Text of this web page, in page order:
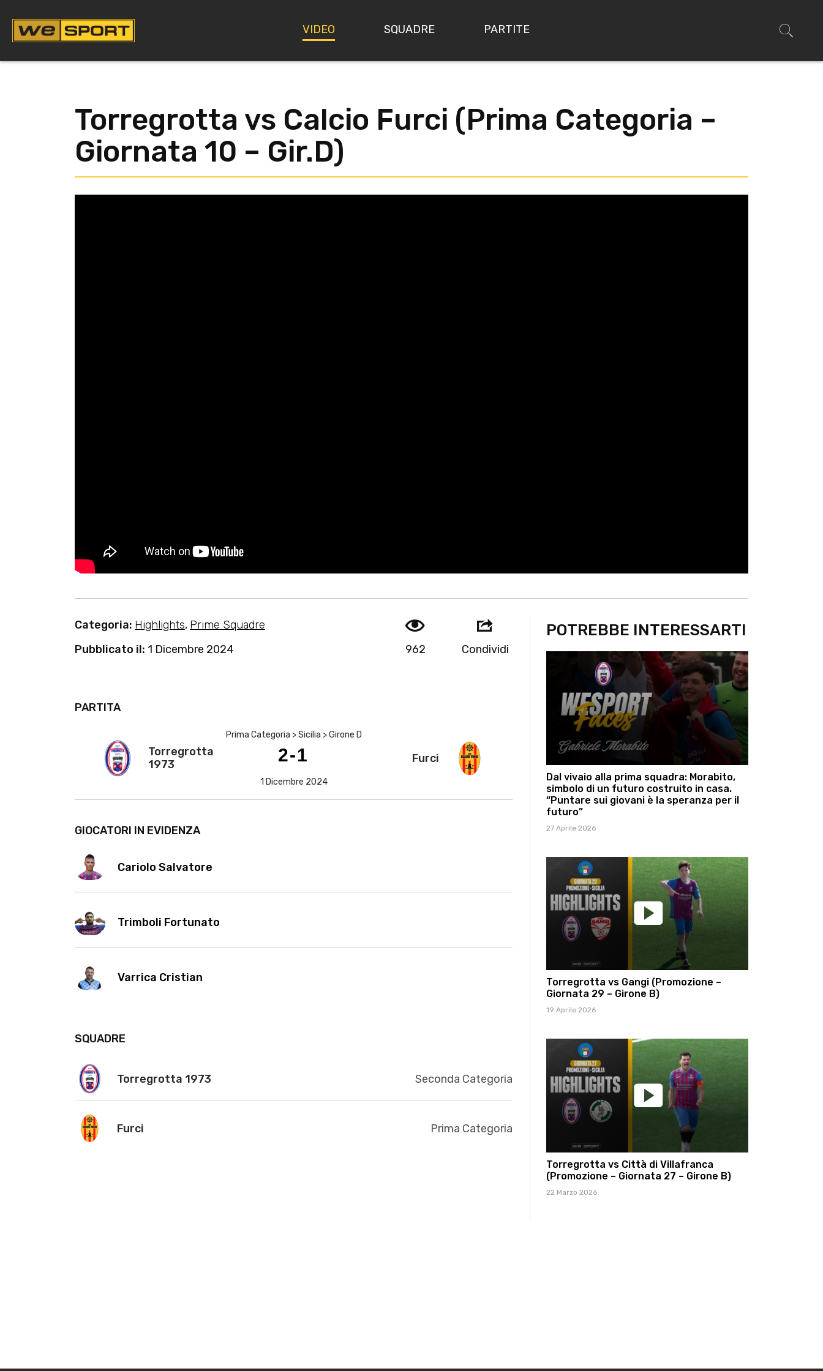
contenuto
VIDEO SQUADRE PARTITE
Torregrotta vs Calcio Furci (Prima Categoria –
Giornata 10 – Gir.D)
Categoria: Highlights, Prime Squadre
Pubblicato il: 1 Dicembre 2024 962 Condividi
PARTITA
Prima Categoria > Sicilia > Girone D
Torregrotta
1973
2-1 Furci
1 Dicembre 2024
GIOCATORI IN EVIDENZA
Cariolo Salvatore
Trimboli Fortunato
Varrica Cristian
SQUADRE
Torregrotta 1973 Seconda Categoria
Furci Prima Categoria
POTREBBE INTERESSARTI
Dal vivaio alla prima squadra: Morabito,
simbolo di un futuro costruito in casa.
“Puntare sui giovani è la speranza per il
futuro”
27 Aprile 2026
Torregrotta vs Gangi (Promozione –
Giornata 29 – Girone B)
19 Aprile 2026
Torregrotta vs Città di Villafranca
(Promozione – Giornata 27 – Girone B)
22 Marzo 2026